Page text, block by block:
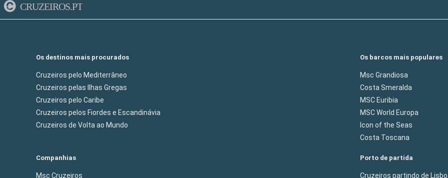
CRUZEIROS.PT
Os destinos mais procurados
Cruzeiros pelo Mediterrâneo
Cruzeiros pelas Ilhas Gregas
Cruzeiros pelo Caribe
Cruzeiros pelos Fiordes e Escandinávia
Cruzeiros de Volta ao Mundo
Os barcos mais populares
Msc Grandiosa
Costa Smeralda
MSC Euribia
MSC World Europa
Icon of the Seas
Costa Toscana
Companhias
Msc Cruzeiros
Porto de partida
Cruzeiros partindo de